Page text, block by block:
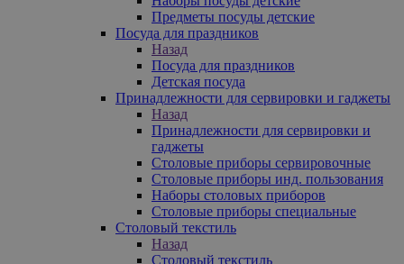
Предметы посуды детские
Посуда для праздников
Назад
Посуда для праздников
Детская посуда
Принадлежности для сервировки и гаджеты
Назад
Принадлежности для сервировки и
гаджеты
Столовые приборы сервировочные
Столовые приборы инд. пользования
Наборы столовых приборов
Столовые приборы специальные
Столовый текстиль
Назад
Столовый текстиль